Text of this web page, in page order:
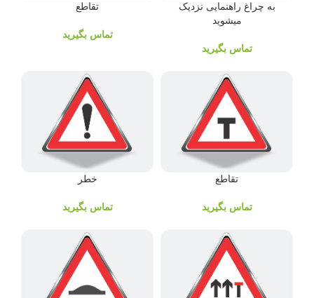
به چراغ راهنمایی نزدیک
میشوید
تماس بگیرید
تقاطع
تماس بگیرید
تقاطع
تماس بگیرید
خطر
تماس بگیرید